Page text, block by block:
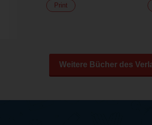
Print
Weitere Bücher des